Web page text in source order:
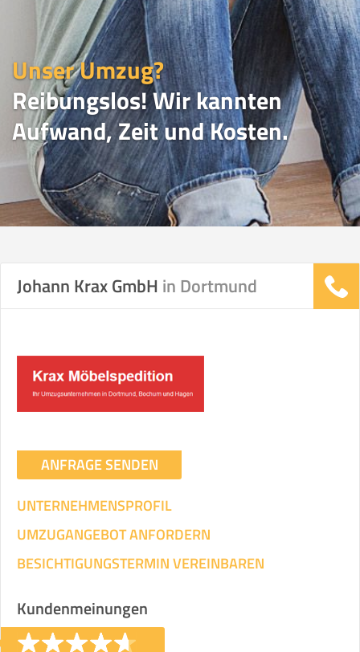
Unser Umzug?
Reibungslos! Wir kannten
Aufwand, Zeit und Kosten.
UMZUGSVERGLEICH
Umzugsdaten für Tragen und
Transportieren
Ihre Angaben:
am
Selbst umziehen
Johann Krax GmbH in Dortmund
ANFRAGE SENDEN
UNTERNEHMENSPROFIL
UMZUGANGEBOT ANFORDERN
BESICHTIGUNGSTERMIN VEREINBAREN
Kundenmeinungen